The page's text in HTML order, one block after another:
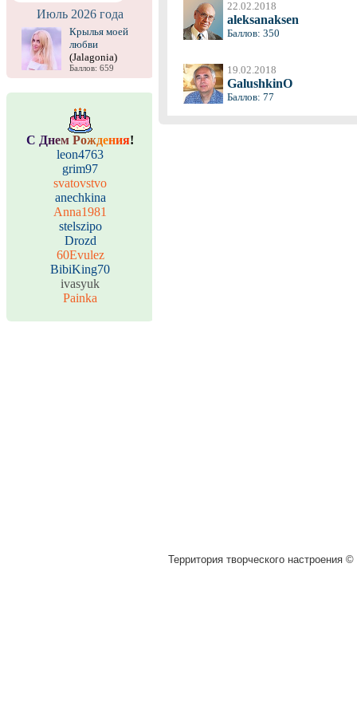
Июль 2026 года
Крылья моей
любви
(Jalagonia)
Баллов: 659
С Днем Рождения!
leon4763
grim97
svatovstvo
anechkina
Anna1981
stelszipo
Drozd
60Evulez
BibiKing70
ivasyuk
Painka
22.02.2018
aleksanaksen
Баллов: 350
19.02.2018
GalushkinO
Баллов: 77
Территория творческого настроения